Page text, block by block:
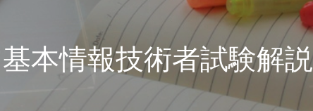
基本情報技術者試験解説